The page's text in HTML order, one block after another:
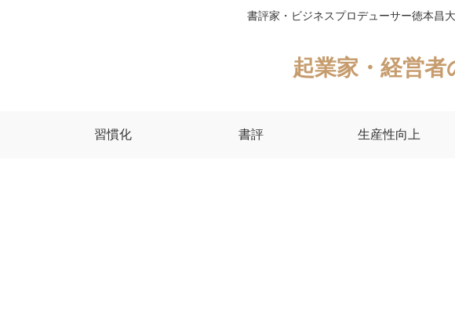
書評家・ビジネスプロデューサー徳本昌
起業家・経営
習慣化 書評 生産性向上